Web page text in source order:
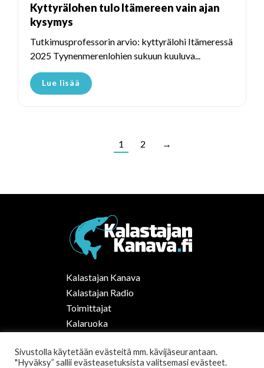
Kyttyrälohen tulo Itämereen vain ajan
kysymys
Tutkimusprofessorin arvio: kyttyrälohi Itämeressä
2025 Tyynenmerenlohien sukuun kuuluva...
Lue lisää
1 2 →
Kalastajan Kanava
Kalastajan Radio
Toimittajat
Kalaruoka
Tilaa uutiskirje
Sivustolla käytetään evästeitä mm. kävijäseurantaan.
"Hyväksy” sallii evästeasetuksista valitsemasi evästeet.